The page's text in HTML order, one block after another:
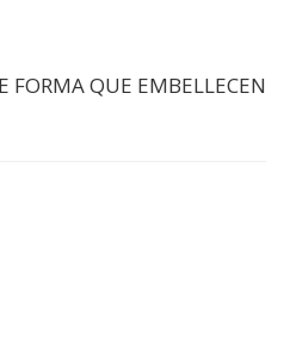
FORMA QUE EMBELLECEN